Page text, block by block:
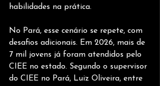
habilidades na prática.
No Pará, esse cenário se repete, com
desafios adicionais. Em 2026, mais de
7 mil jovens já foram atendidos pelo
CIEE no estado. Segundo o supervisor
do CIEE no Pará, Luiz Oliveira, entre